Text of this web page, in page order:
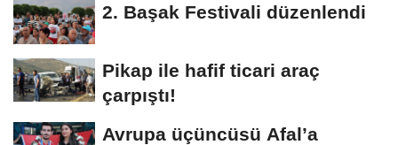
2. Başak Festivali düzenlendi
Pikap ile hafif ticari araç
çarpıştı!
Avrupa üçüncüsü Afal’a